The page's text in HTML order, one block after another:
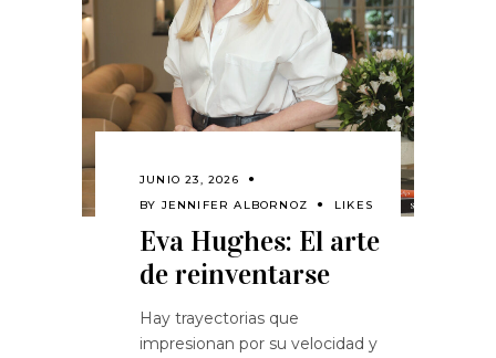
JUNIO 23, 2026
BY JENNIFER ALBORNOZ LIKES
Eva Hughes: El arte
de reinventarse
Hay trayectorias que
impresionan por su velocidad y